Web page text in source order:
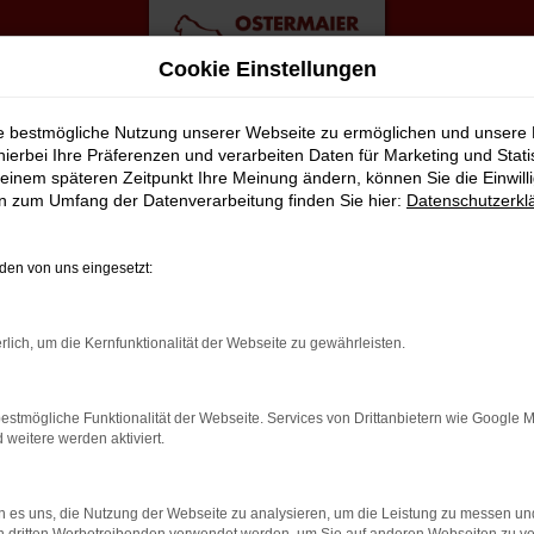
Top Angebote
BIELEFELD
Wir von der Autofamilie Ostermaier bieten Ihnen eine breite
Ihre Mobilität in Bielefeld stellen. In der Folge unterstützen
Extras und Assistenzsystem, die dieser Hersteller in
des gesamten Autokaufs nicht Ihre eigenen vier Wände
Cookie Einstellungen
bestmögliche Nutzung unserer Webseite zu ermöglichen und unsere
Ihre Präferenzen und verarbeiten Daten für Marketing und
späteren Zeitpunkt Ihre Meinung ändern, können Sie die
zum Umfang der Datenverarbeitung finden Sie hier:
von uns eingesetzt:
um die Kernfunktionalität der Webseite zu gewährleisten.
Funktionalität der Webseite. Services von Drittanbietern wie Google
weitere werden aktiviert.
es uns, die Nutzung der Webseite zu analysieren, um die Leistung zu messen